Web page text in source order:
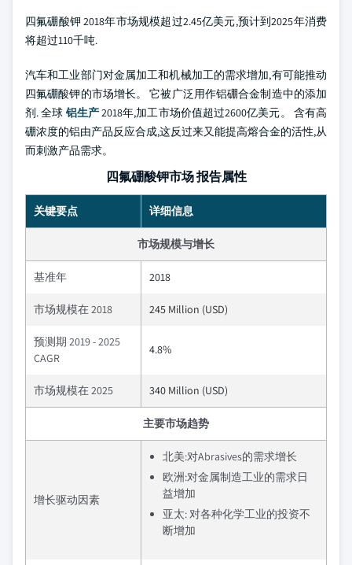
四氟硼酸钾 2018年市场规模超过2.45亿美元,预计到2025年消费
将超过110千吨.
汽车和工业部门对金属加工和机械加工的需求增加,有可能推动
四氟硼酸钾的市场增长。 它被广泛用作铝硼合金制造中的添加
剂. 全球 铝生产2018年,加工市场价值超过2600亿美元。 含有高
硼浓度的铝由产品反应合成,这反过来又能提高熔合金的活性,从
而刺激产品需求。
四氟硼酸钾市场 报告属性
关键要点 详细信息
市场规模与增长
基准年 2018
市场规模在 2018 245 Million (USD)
预测期 2019 - 2025
CAGR
4.8%
市场规模在 2025 340 Million (USD)
主要市场趋势
增长驱动因素
北美:对Abrasives的需求增长
欧洲:对金属制造工业的需求日
益增加
亚太: 对各种化学工业的投资不
断增加